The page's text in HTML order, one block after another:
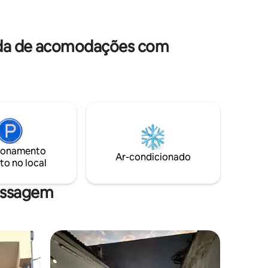
de acomodações com
no local
Ar-condicionado